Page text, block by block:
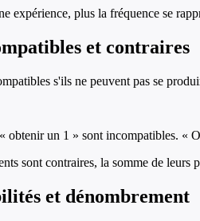
expérience, plus la fréquence se
et contraires
s'ils ne peuvent pas se
obtenir un 1 » sont incompatibles. «
sont contraires, la somme de leurs
et dénombrement